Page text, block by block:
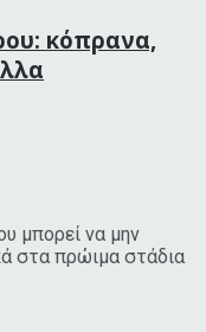
κόπρανα,
μπορεί να μην
στα πρώιμα στάδια